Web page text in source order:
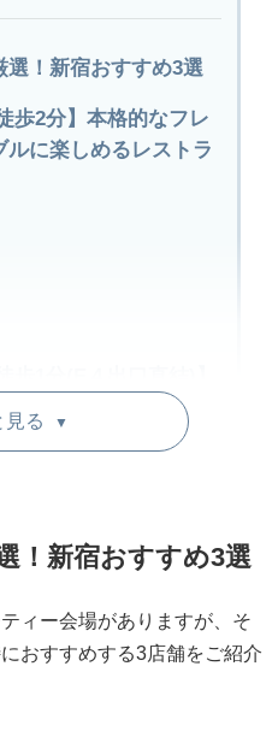
選！新宿おすすめ3選
歩2分】本格的なフレ
ルに楽しめるレストラ
したワールドワイドな
口 徒歩5分】夜景を臨
空間で世界のワインと
見る ▼
！新宿おすすめ3選
ィー会場がありますが、そ
おすすめする3店舗をご紹介